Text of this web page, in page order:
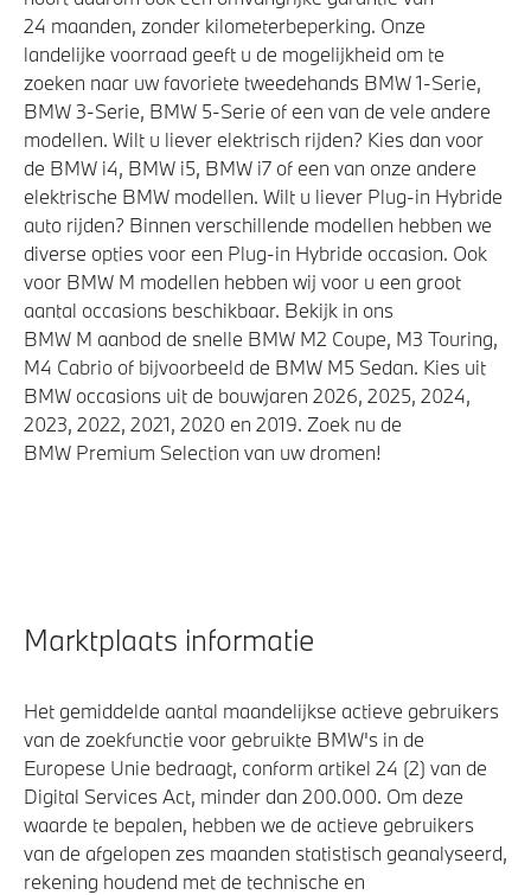
24 maanden, zonder kilometerbeperking. Onze
landelijke voorraad geeft u de mogelijkheid om te
zoeken naar uw favoriete tweedehands BMW 1-Serie,
BMW 3-Serie, BMW 5-Serie of een van de vele andere
modellen. Wilt u liever elektrisch rijden? Kies dan voor
de BMW i4, BMW i5, BMW i7 of een van onze andere
elektrische BMW modellen. Wilt u liever Plug-in Hybride
auto rijden? Binnen verschillende modellen hebben we
diverse opties voor een Plug-in Hybride occasion. Ook
voor BMW M modellen hebben wij voor u een groot
aantal occasions beschikbaar. Bekijk in ons
BMW M aanbod de snelle BMW M2 Coupe, M3 Touring,
M4 Cabrio of bijvoorbeeld de BMW M5 Sedan. Kies uit
BMW occasions uit de bouwjaren 2026, 2025, 2024,
2023, 2022, 2021, 2020 en 2019. Zoek nu de
BMW Premium Selection van uw dromen!
Marktplaats informatie
Het gemiddelde aantal maandelijkse actieve gebruikers
van de zoekfunctie voor gebruikte BMW's in de
Europese Unie bedraagt, conform artikel 24 (2) van de
Digital Services Act, minder dan 200.000. Om deze
waarde te bepalen, hebben we de actieve gebruikers
van de afgelopen zes maanden statistisch geanalyseerd,
rekening houdend met de technische en